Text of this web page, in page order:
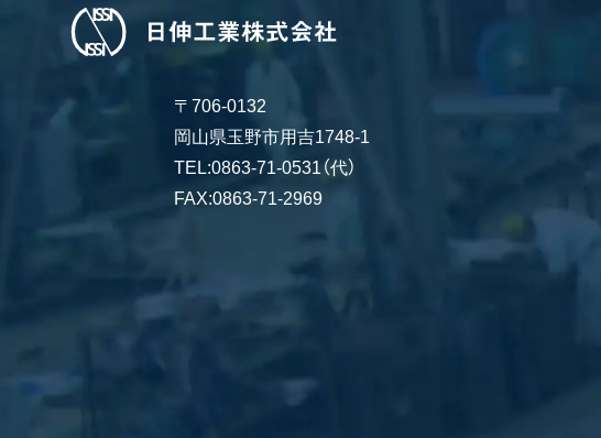
〒706-0132
岡山県玉野市用吉1748-1
TEL:0863-71-0531（代）
FAX:0863-71-2969